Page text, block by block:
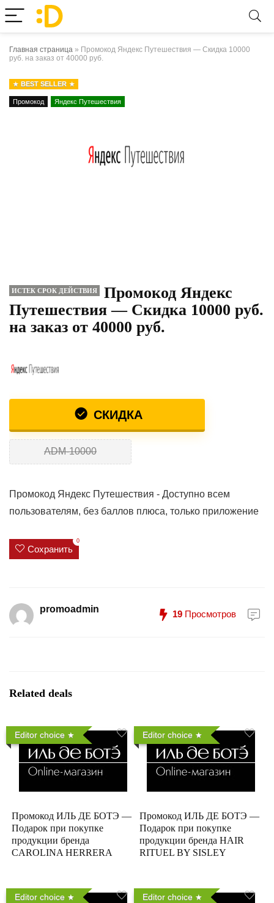
Главная страница » Промокод Яндекс Путешествия — Скидка 10000
руб. на заказ от 40000 руб.
BEST SELLER
Промокод Яндекс Путешествия
ИСТЕК СРОК ДЕЙСТВИЯ
Промокод Яндекс
Путешествия — Скидка 10000 руб.
на заказ от 40000 руб.
СКИДКА
ADM-10000
Промокод Яндекс Путешествия - Доступно всем
пользователям, без баллов плюса, только приложение
Сохранить
0
promoadmin 19 Просмотров
Related deals
Editor choice
Промокод ИЛЬ ДЕ БОТЭ —
Подарок при покупке
продукции бренда
CAROLINA HERRERA
Editor choice
Промокод ИЛЬ ДЕ БОТЭ —
Подарок при покупке
продукции бренда HAIR
RITUEL BY SISLEY
Editor choice Editor choice